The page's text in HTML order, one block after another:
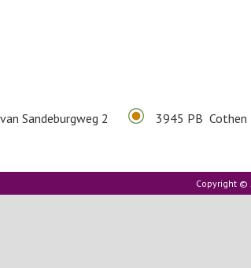
Sandeburgweg 2 3945 PB Cothen
Copyright ©